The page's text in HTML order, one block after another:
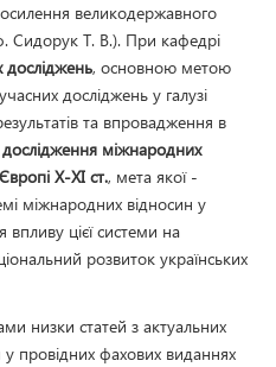
великодержавного
Сидорук Т. В.). При кафедрі
досліджень, основною метою
досліджень у галузі
та впровадження в
міжнародних
Х-ХІ ст., мета якої -
міжнародних відносин у
впливу цієї системи на
розвиток українських
низки статей з актуальних
провідних фахових виданнях